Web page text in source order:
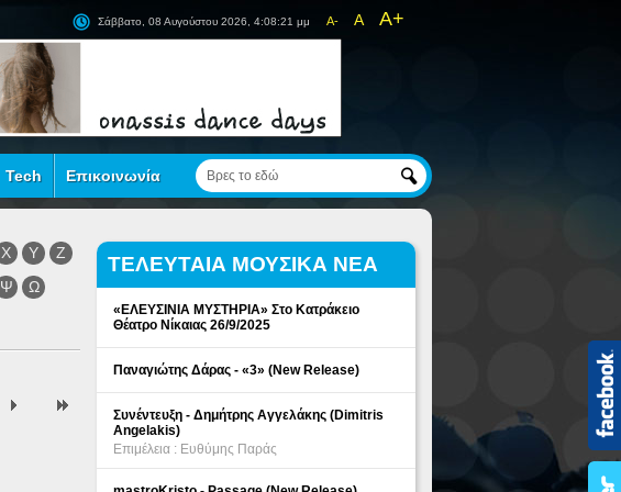
A- A A+
Σάββατο, 08 Αυγούστου 2026, 4:08:21 μμ
Tech Επικοινωνία
X Y
Z
Ψ
Ω
ΤΕΛΕΥΤΑΙΑ ΜΟΥΣΙΚΑ ΝΕΑ
«ΕΛΕΥΣΙΝΙΑ ΜΥΣΤΗΡΙΑ» Στο Κατράκειο
Θέατρο Νίκαιας 26/9/2025
Παναγιώτης Δάρας - «3» (New Release)
Συνέντευξη - Δημήτρης Αγγελάκης (Dimitris
Angelakis)
Επιμέλεια : Ευθύμης Παράς